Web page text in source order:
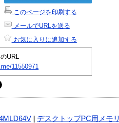
このページを印刷する
メールでURLを送る
お気に入りに追加する
URL
11550971
デスクトップPC用メモリ